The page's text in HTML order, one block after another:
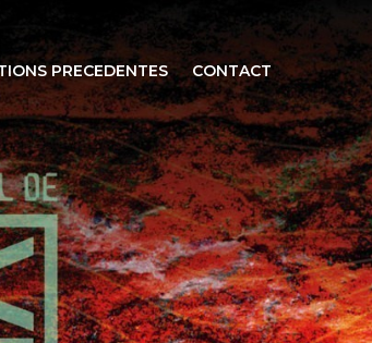
PRECEDENTES CONTACT